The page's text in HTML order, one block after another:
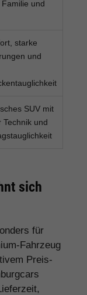
und
starke
und
SUV mit
Technik und
sich
für
Fahrzeug
Preis-